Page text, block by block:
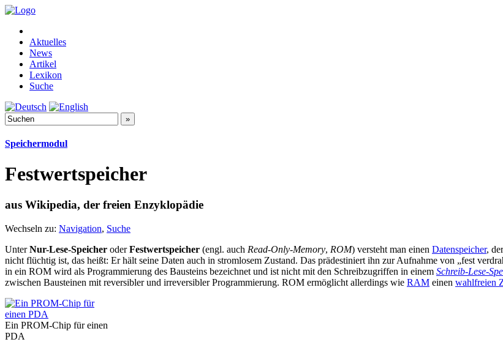
Aktuelles
News
Artikel
Lexikon
Suche
Speichermodul
Festwertspeicher
aus Wikipedia, der freien Enzyklopädie
Wechseln zu: Navigation, Suche
UnterNur-Lese-Speicher oderFestwertspeicher (engl. auch Read-Only-Memory, ROM) versteht man einen Datenspeicher,
nicht flüchtig ist, das heißt: Er hält seine Daten auch in stromlosem Zustand. Das prädestiniert ihn zur Aufnahme von „fest
in ein ROM wird als Programmierung des Bausteins bezeichnet und ist nicht mit den Schreibzugriffen in einem Schreib-Lese-
zwischen Bausteinen mit reversibler und irreversibler Programmierung. ROM ermöglicht allerdings wie RAM einen wahlfreien
Ein PROM-Chip für einen
PDA